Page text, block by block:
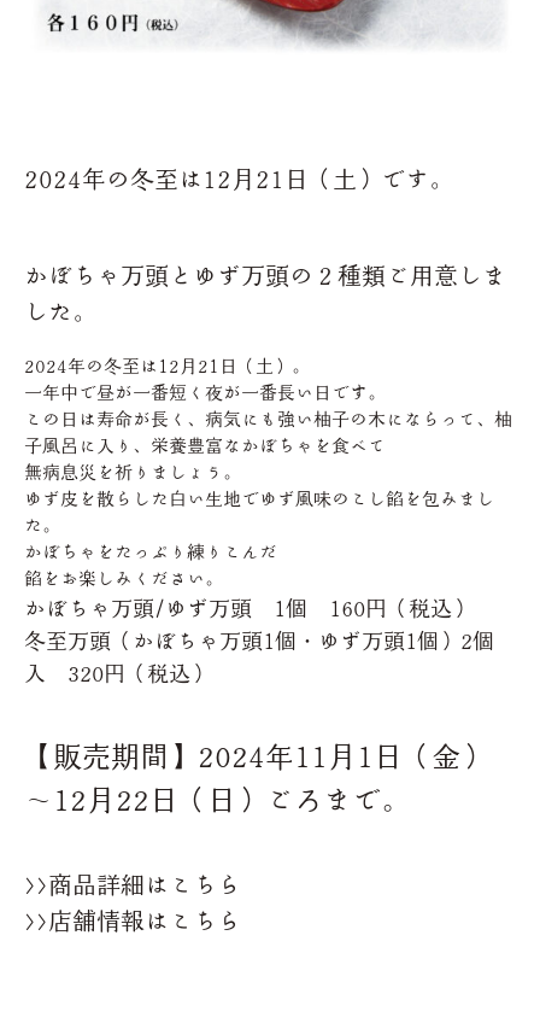
2024年の冬至は12月21日（土）です。
かぼちゃ万頭とゆず万頭の２種類ご用意しま
した。
2024年の冬至は12月21日（土）。
一年中で昼が一番短く夜が一番長い日です。
この日は寿命が長く、病気にも強い柚子の木にならって、柚
子風呂に入り、栄養豊富なかぼちゃを食べて
無病息災を祈りましょう。
ゆず皮を散らした白い生地でゆず風味のこし餡を包みまし
た。
かぼちゃをたっぷり練りこんだ
餡をお楽しみください。
かぼちゃ万頭/ゆず万頭 1個 160円（税込）
冬至万頭（かぼちゃ万頭1個・ゆず万頭1個）2個
入 320円（税込）
【販売期間】2024年11月1日（金）
～12月22日（日）ごろまで。
>>商品詳細はこちら
>>店舗情報はこちら